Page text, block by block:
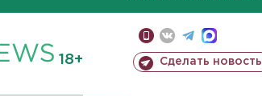
18+ Сделать новость